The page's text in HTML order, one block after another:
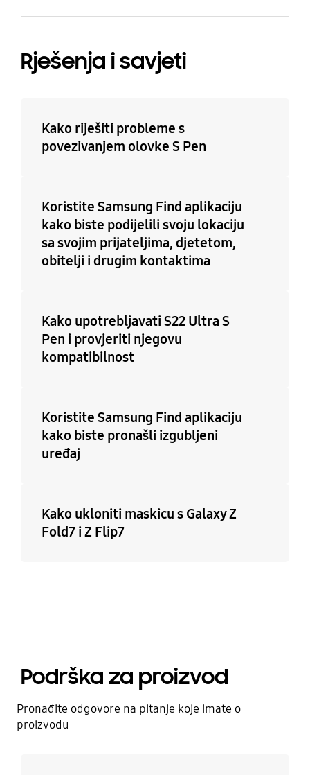
Rješenja i savjeti
Kako riješiti probleme s
povezivanjem olovke S Pen
Koristite Samsung Find aplikaciju
kako biste podijelili svoju lokaciju
sa svojim prijateljima, djetetom,
obitelji i drugim kontaktima
Kako upotrebljavati S22 Ultra S
Pen i provjeriti njegovu
kompatibilnost
Koristite Samsung Find aplikaciju
kako biste pronašli izgubljeni
uređaj
Kako ukloniti maskicu s Galaxy Z
Fold7 i Z Flip7
Podrška za proizvod
Pronađite odgovore na pitanje koje imate o
proizvodu